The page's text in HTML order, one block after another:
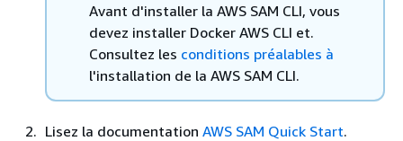
Avant d'installer la AWS SAM CLI, vous
devez installer Docker AWS CLI et.
Consultez les conditions préalables à
l'installation de la AWS SAM CLI.
Lisez la documentation AWS SAM Quick Start.